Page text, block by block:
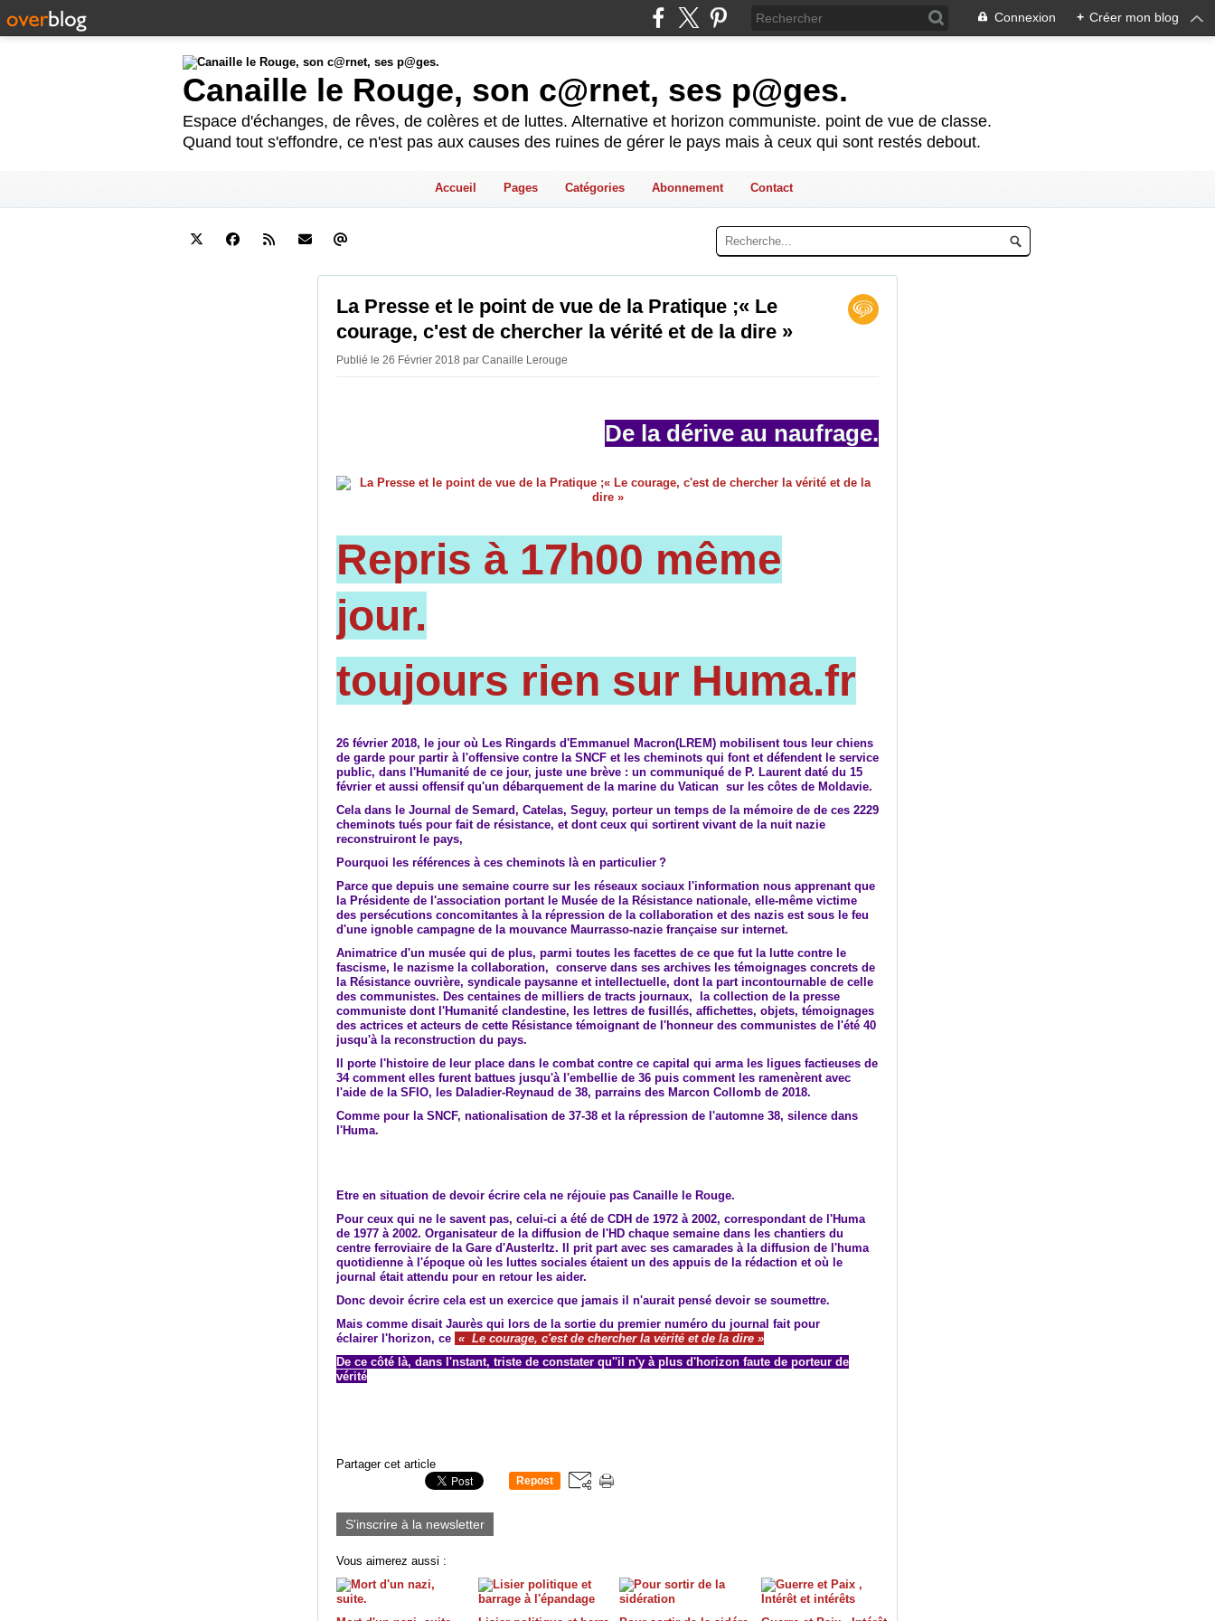
Connexion + Créer mon blog
Canaille le Rouge, son c@rnet, ses p@ges.
Espace d'échanges, de rêves, de colères et de luttes. Alternative et horizon communiste. point de vue de classe.
Quand tout s'effondre, ce n'est pas aux causes des ruines de gérer le pays mais à ceux qui sont restés debout.
Accueil Pages Catégories Abonnement Contact
La Presse et le point de vue de la Pratique ;« Le
courage, c'est de chercher la vérité et de la dire »
Publié le 26 Février 2018 par Canaille Lerouge
De la dérive au naufrage.
Repris à 17h00 même
jour.
toujours rien sur Huma.fr
26 février 2018, le jour où Les Ringards d'Emmanuel Macron(LREM) mobilisent tous leur chiens
de garde pour partir à l'offensive contre la SNCF et les cheminots qui font et défendent le service
public, dans l'Humanité de ce jour, juste une brève : un communiqué de P. Laurent daté du 15
février et aussi offensif qu'un débarquement de la marine du Vatican sur les côtes de Moldavie.
Cela dans le Journal de Semard, Catelas, Seguy, porteur un temps de la mémoire de de ces 2229
cheminots tués pour fait de résistance, et dont ceux qui sortirent vivant de la nuit nazie
reconstruiront le pays,
Pourquoi les références à ces cheminots là en particulier ?
Parce que depuis une semaine courre sur les réseaux sociaux l'information nous apprenant que
la Présidente de l'association portant le Musée de la Résistance nationale, elle-même victime
des persécutions concomitantes à la répression de la collaboration et des nazis est sous le feu
d'une ignoble campagne de la mouvance Maurrasso-nazie française sur internet.
Animatrice d'un musée qui de plus, parmi toutes les facettes de ce que fut la lutte contre le
fascisme, le nazisme la collaboration, conserve dans ses archives les témoignages concrets de
la Résistance ouvrière, syndicale paysanne et intellectuelle, dont la part incontournable de celle
des communistes. Des centaines de milliers de tracts journaux, la collection de la presse
communiste dont l'Humanité clandestine, les lettres de fusillés, affichettes, objets, témoignages
des actrices et acteurs de cette Résistance témoignant de l'honneur des communistes de l'été 40
jusqu'à la reconstruction du pays.
Il porte l'histoire de leur place dans le combat contre ce capital qui arma les ligues factieuses de
34 comment elles furent battues jusqu'à l'embellie de 36 puis comment les ramenèrent avec
l'aide de la SFIO, les Daladier-Reynaud de 38, parrains des Marcon Collomb de 2018.
Comme pour la SNCF, nationalisation de 37-38 et la répression de l'automne 38, silence dans
l'Huma.
Etre en situation de devoir écrire cela ne réjouie pas Canaille le Rouge.
Pour ceux qui ne le savent pas, celui-ci a été de CDH de 1972 à 2002, correspondant de l'Huma
de 1977 à 2002. Organisateur de la diffusion de l'HD chaque semaine dans les chantiers du
centre ferroviaire de la Gare d'Austerltz. Il prit part avec ses camarades à la diffusion de l'huma
quotidienne à l'époque où les luttes sociales étaient un des appuis de la rédaction et où le
journal était attendu pour en retour les aider.
Donc devoir écrire cela est un exercice que jamais il n'aurait pensé devoir se soumettre.
Mais comme disait Jaurès qui lors de la sortie du premier numéro du journal fait pour
éclairer l'horizon, ce « Le courage, c'est de chercher la vérité et de la dire »
De ce côté là, dans l'nstant, triste de constater qu''il n'y à plus d'horizon faute de porteur de
vérité
Partager cet article
Repost
S'inscrire à la newsletter
Vous aimerez aussi :